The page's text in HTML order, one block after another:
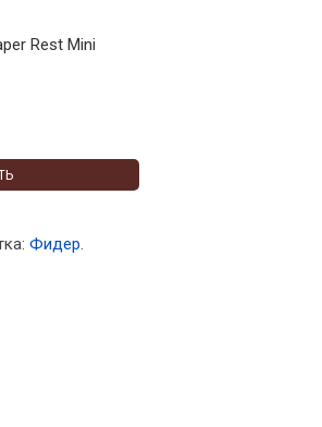
Rest Mini
Фидер.